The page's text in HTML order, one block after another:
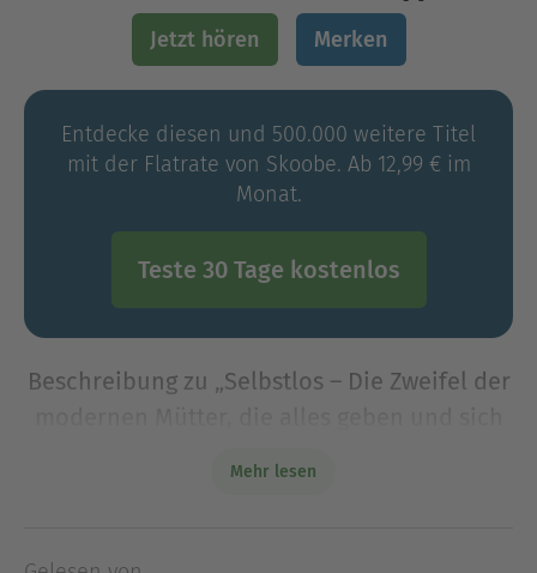
Jetzt hören Merken
Entdecke diesen und 500.000 weitere Titel
mit der Flatrate von Skoobe. Ab 12,99 € im
Monat.
Teste 30 Tage kostenlos
Beschreibung zu „Selbstlos – Die Zweifel der
Working Mum, Entertainerin, sexy Vamp. Ein Motiv,
Mehr lesen